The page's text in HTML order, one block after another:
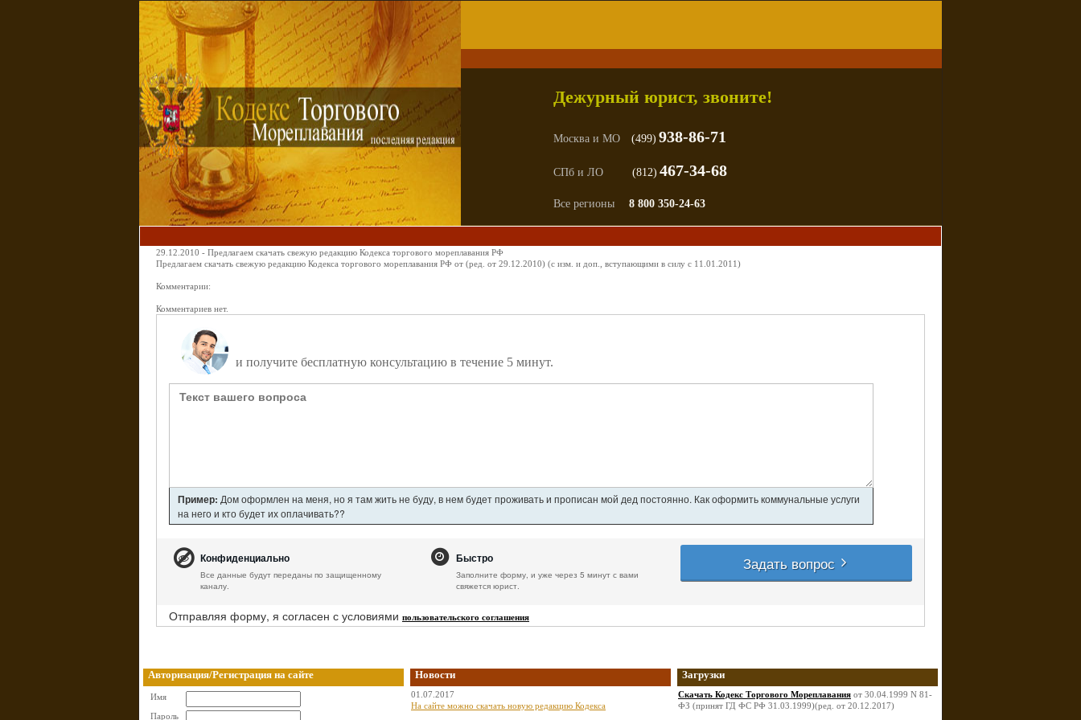
Дежурный юрист, звоните!
Москва и МО (499) 938-86-71
СПб и ЛО (812) 467-34-68
Все регионы 8 800 350-24-63
29.12.2010 - Предлагаем скачать свежую редакцию Кодекса торгового мореплавания РФ
Предлагаем скачать свежую редакцию Кодекса торгового мореплавания РФ от (ред. от 29.12.2010) (с изм. и доп., вступающими в силу с 11.01.2011)
Комментарии:
Комментариев нет.
и получите бесплатную консультацию в течение 5 минут.
Пример: Дом оформлен на меня, но я там жить не буду, в нем будет проживать и прописан мой дед постоянно. Как оформить коммунальные услуги
на него и кто будет их оплачивать??
Конфиденциально
Все данные будут переданы по защищенному
каналу.
Быстро
Заполните форму, и уже через 5 минут с вами
свяжется юрист.
Задать вопрос
Отправляя форму, я согласен с условиями пользовательского соглашения
Авторизация/Регистрация на сайте
Имя
Пароль
Новости
01.07.2017
На сайте можно скачать новую редакцию Кодекса
Загрузки
Скачать Кодекс Торгового Мореплавания от 30.04.1999 N 81-
ФЗ (принят ГД ФС РФ 31.03.1999)(ред. от 20.12.2017)